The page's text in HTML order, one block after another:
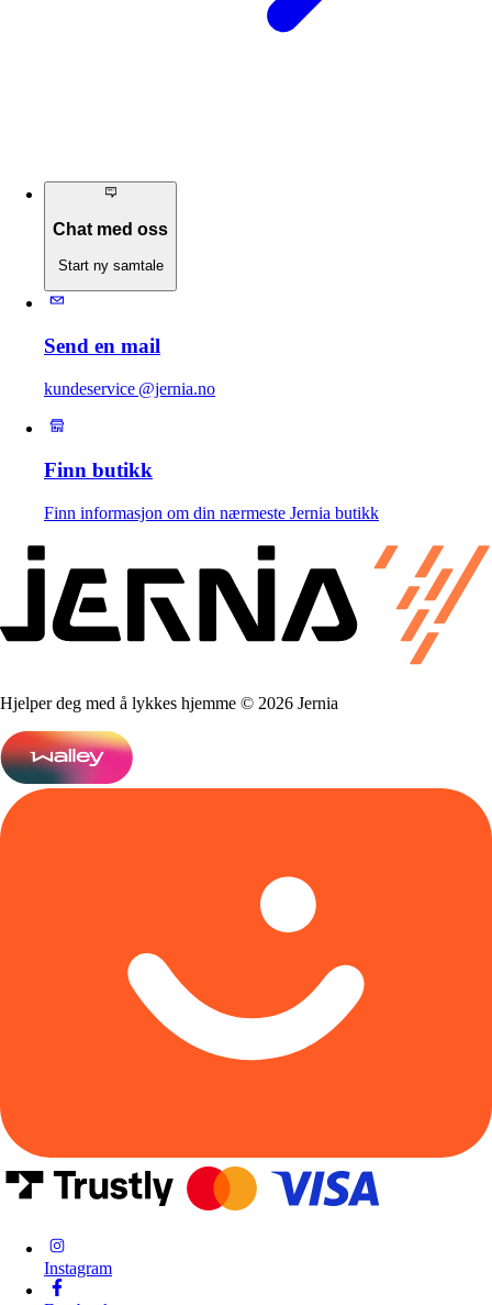
Chat med oss
Start ny samtale
Send en mail
kundeservice @jernia.no
Finn butikk
Finn informasjon om din nærmeste Jernia butikk
Hjelper deg med å lykkes hjemme © 2026 Jernia
Instagram